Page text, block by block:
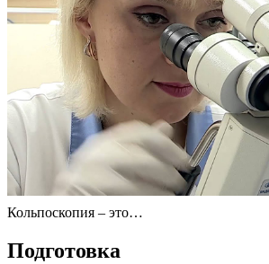
Кольпоскопия – это…
Подготовка